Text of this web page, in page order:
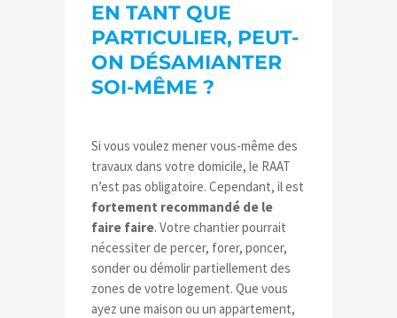
EN TANT QUE
PARTICULIER, PEUT-
ON DÉSAMIANTER
SOI-MÊME ?
Si vous voulez mener vous-même des
travaux dans votre domicile, le RAAT
n’est pas obligatoire. Cependant, il est
fortement recommandé de le
faire faire. Votre chantier pourrait
nécessiter de percer, forer, poncer,
sonder ou démolir partiellement des
zones de votre logement. Que vous
ayez une maison ou un appartement,